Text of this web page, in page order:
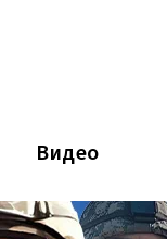
Видео